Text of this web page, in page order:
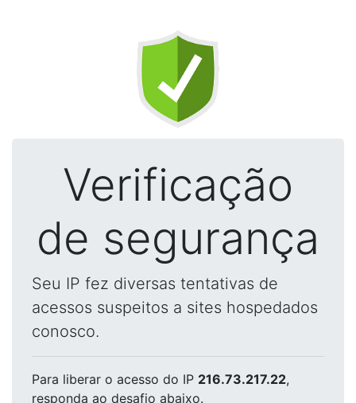
Verificação
de segurança
Seu IP fez diversas tentativas de
acessos suspeitos a sites hospedados
conosco.
Para liberar o acesso do IP 216.73.217.22,
responda ao desafio abaixo.